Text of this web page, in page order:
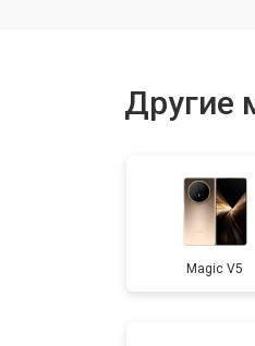
Замена
Замена
Другие
Magic V5